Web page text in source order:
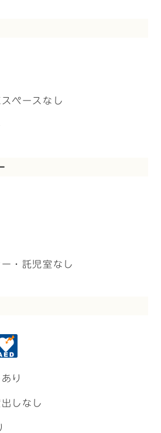
ペースなし
・託児室なし
り
しなし